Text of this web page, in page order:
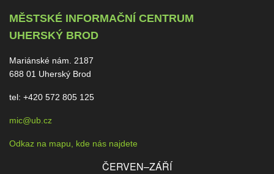
MĚSTSKÉ INFORMAČNÍ CENTRUM
UHERSKÝ BROD
Mariánské nám. 2187
688 01 Uherský Brod
tel: +420 572 805 125
mic@ub.cz
Odkaz na mapu, kde nás najdete
ČERVEN–ZÁŘÍ